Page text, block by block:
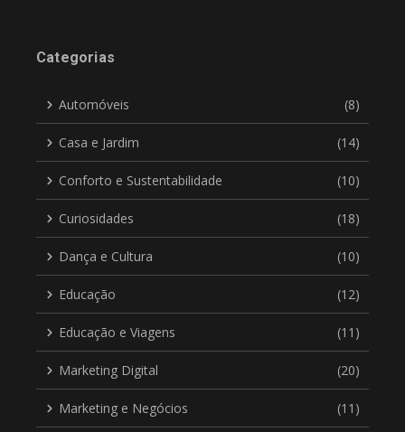
Categorias
Automóveis (8)
Casa e Jardim (14)
Conforto e Sustentabilidade (10)
Curiosidades (18)
Dança e Cultura (10)
Educação (12)
Educação e Viagens (11)
Marketing Digital (20)
Marketing e Negócios (11)